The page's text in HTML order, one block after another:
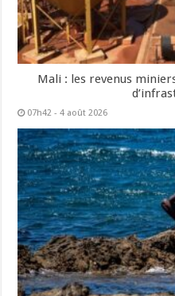
Mali : les revenus
07h42 - 4 août 2026